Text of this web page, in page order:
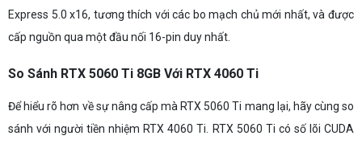
Express 5.0 x16, tương thích với các bo mạch chủ mới nhất, và được
cấp nguồn qua một đầu nối 16-pin duy nhất.
So Sánh RTX 5060 Ti 8GB Với RTX 4060 Ti
Để hiểu rõ hơn về sự nâng cấp mà RTX 5060 Ti mang lại, hãy cùng so
sánh với người tiền nhiệm RTX 4060 Ti. RTX 5060 Ti có số lõi CUDA